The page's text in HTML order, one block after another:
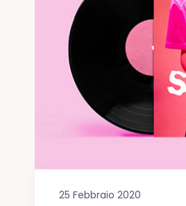
25 Febbraio 2020